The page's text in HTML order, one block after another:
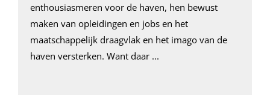
enthousiasmeren voor de haven, hen bewust
maken van opleidingen en jobs en het
maatschappelijk draagvlak en het imago van de
haven versterken. Want daar ...